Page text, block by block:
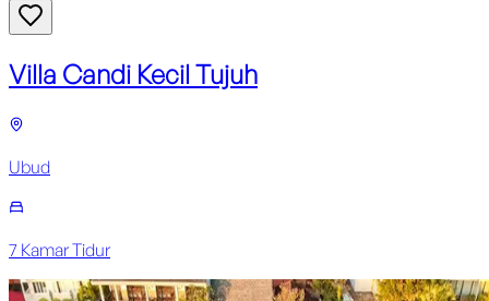
Villa Candi Kecil Tujuh
Ubud
7 Kamar Tidur